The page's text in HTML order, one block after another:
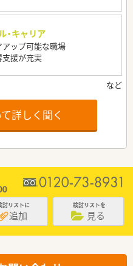
・キャリア
アップ可能な職場
支援が充実
詳しく聞く
討リストに
追加
検討リストを
見る